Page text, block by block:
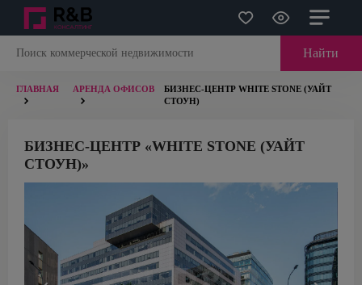
Найти
ГЛАВНАЯ АРЕНДА ОФИСОВ
БИЗНЕС-ЦЕНТР WHITE STONE (УАЙТ
СТОУН)
БИЗНЕС-ЦЕНТР «WHITE STONE (УАЙТ
СТОУН)»